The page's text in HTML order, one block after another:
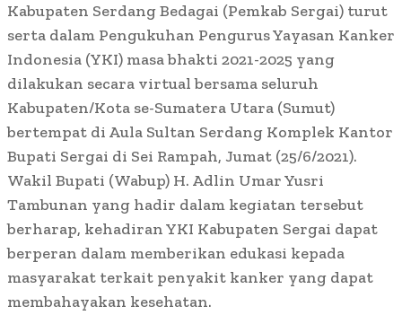
Kabupaten Serdang Bedagai (Pemkab Sergai) turut
serta dalam Pengukuhan Pengurus Yayasan Kanker
Indonesia (YKI) masa bhakti 2021-2025 yang
dilakukan secara virtual bersama seluruh
Kabupaten/Kota se-Sumatera Utara (Sumut)
bertempat di Aula Sultan Serdang Komplek Kantor
Bupati Sergai di Sei Rampah, Jumat (25/6/2021).
Wakil Bupati (Wabup) H. Adlin Umar Yusri
Tambunan yang hadir dalam kegiatan tersebut
berharap, kehadiran YKI Kabupaten Sergai dapat
berperan dalam memberikan edukasi kepada
masyarakat terkait penyakit kanker yang dapat
membahayakan kesehatan.